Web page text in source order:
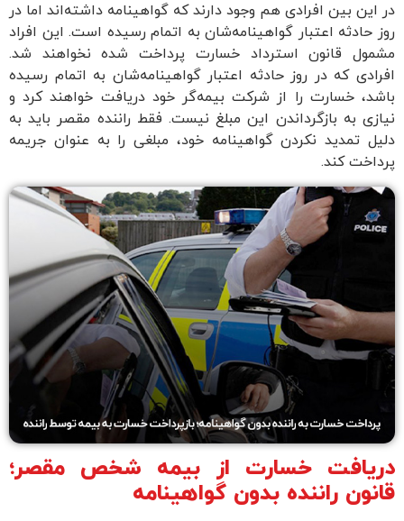
در این بین افرادی هم وجود دارند که گواهینامه داشته‌اند اما در
روز حادثه اعتبار گواهینامه‌شان به اتمام رسیده است. این افراد
مشمول قانون استرداد خسارت پرداخت شده نخواهند شد.
افرادی که در روز حادثه اعتبار گواهینامه‌شان به اتمام رسیده
باشد، خسارت را از شرکت بیمه‌گر خود دریافت خواهند کرد و
نیازی به بازگرداندن این مبلغ نیست. فقط راننده مقصر باید به
دلیل تمدید نکردن گواهینامه خود، مبلغی را به عنوان جریمه
پرداخت کند.
دریافت خسارت از بیمه شخص مقصر؛
قانون راننده بدون گواهینامه